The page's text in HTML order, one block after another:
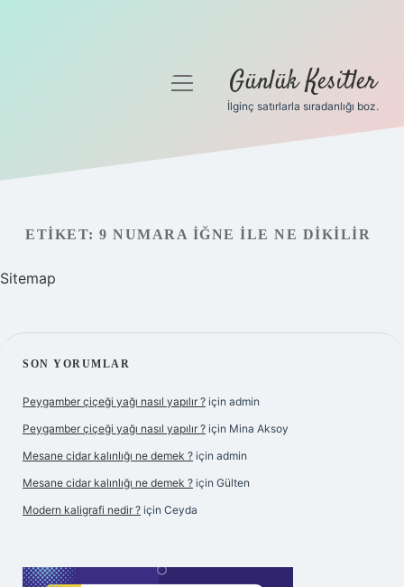
Hakkımızda
menüyü
Günlük Kesitler
İlginç satırlarla sıradanlığı boz.
ETIKET: 9 NUMARA IĞNE ILE NE DIKILIR
Sitemap
SIDEBAR
SON YORUMLAR
Peygamber çiçeği yağı nasıl yapılır ? için admin
Peygamber çiçeği yağı nasıl yapılır ? için Mina Aksoy
Mesane cidar kalınlığı ne demek ? için admin
Mesane cidar kalınlığı ne demek ? için Gülten
Modern kaligrafi nedir ? için Ceyda